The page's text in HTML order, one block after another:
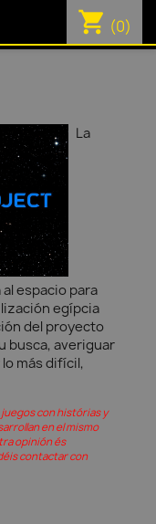
shopping_cart (0)
La
espacio para
egípcia
del proyecto
busca, averiguar
más difícil,
con histórias y
en el mismo
opinión és
contactar con